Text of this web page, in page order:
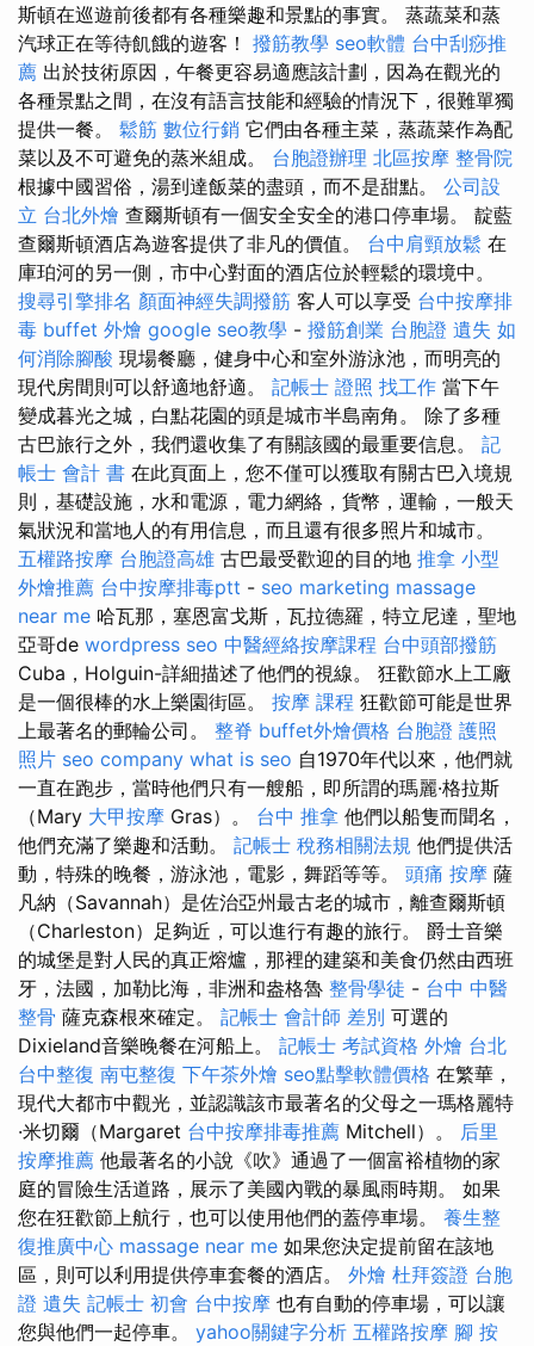
斯頓在巡遊前後都有各種樂趣和景點的事實。 蒸蔬菜和蒸
汽球正在等待飢餓的遊客！ 撥筋教學 seo軟體 台中刮痧推
薦 出於技術原因，午餐更容易適應該計劃，因為在觀光的
各種景點之間，在沒有語言技能和經驗的情況下，很難單獨
提供一餐。 鬆筋 數位行銷 它們由各種主菜，蒸蔬菜作為配
菜以及不可避免的蒸米組成。 台胞證辦理 北區按摩 整骨院
根據中國習俗，湯到達飯菜的盡頭，而不是甜點。 公司設
立 台北外燴 查爾斯頓有一個安全安全的港口停車場。 靛藍
查爾斯頓酒店為遊客提供了非凡的價值。 台中肩頸放鬆 在
庫珀河的另一側，市中心對面的酒店位於輕鬆的環境中。
搜尋引擎排名 顏面神經失調撥筋 客人可以享受 台中按摩排
毒 buffet 外燴 google seo教學 - 撥筋創業 台胞證 遺失 如
何消除腳酸 現場餐廳，健身中心和室外游泳池，而明亮的
現代房間則可以舒適地舒適。 記帳士 證照 找工作 當下午
變成暮光之城，白點花園的頭是城市半島南角。 除了多種
古巴旅行之外，我們還收集了有關該國的最重要信息。 記
帳士 會計 書 在此頁面上，您不僅可以獲取有關古巴入境規
則，基礎設施，水和電源，電力網絡，貨幣，運輸，一般天
氣狀況和當地人的有用信息，而且還有很多照片和城市。
五權路按摩 台胞證高雄 古巴最受歡迎的目的地 推拿 小型
外燴推薦 台中按摩排毒ptt - seo marketing massage
near me 哈瓦那，塞恩富戈斯，瓦拉德羅，特立尼達，聖地
亞哥de wordpress seo 中醫經絡按摩課程 台中頭部撥筋
Cuba，Holguin-詳細描述了他們的視線。 狂歡節水上工廠
是一個很棒的水上樂園街區。 按摩 課程 狂歡節可能是世界
上最著名的郵輪公司。 整脊 buffet外燴價格 台胞證 護照
照片 seo company what is seo 自1970年代以來，他們就
一直在跑步，當時他們只有一艘船，即所謂的瑪麗·格拉斯
（Mary 大甲按摩 Gras）。 台中 推拿 他們以船隻而聞名，
他們充滿了樂趣和活動。 記帳士 稅務相關法規 他們提供活
動，特殊的晚餐，游泳池，電影，舞蹈等等。 頭痛 按摩 薩
凡納（Savannah）是佐治亞州最古老的城市，離查爾斯頓
（Charleston）足夠近，可以進行有趣的旅行。 爵士音樂
的城堡是對人民的真正熔爐，那裡的建築和美食仍然由西班
牙，法國，加勒比海，非洲和盎格魯 整骨學徒 - 台中 中醫
整骨 薩克森根來確定。 記帳士 會計師 差別 可選的
Dixieland音樂晚餐在河船上。 記帳士 考試資格 外燴 台北
台中整復 南屯整復 下午茶外燴 seo點擊軟體價格 在繁華，
現代大都市中觀光，並認識該市最著名的父母之一瑪格麗特
·米切爾（Margaret 台中按摩排毒推薦 Mitchell）。 后里
按摩推薦 他最著名的小說《吹》通過了一個富裕植物的家
庭的冒險生活道路，展示了美國內戰的暴風雨時期。 如果
您在狂歡節上航行，也可以使用他們的蓋停車場。 養生整
復推廣中心 massage near me 如果您決定提前留在該地
區，則可以利用提供停車套餐的酒店。 外燴 杜拜簽證 台胞
證 遺失 記帳士 初會 台中按摩 也有自動的停車場，可以讓
您與他們一起停車。 yahoo關鍵字分析 五權路按摩 腳 按